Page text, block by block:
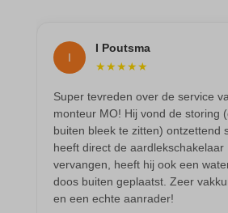
I
I Poutsma
★★★★★
Super tevreden over de service
monteur MO! Hij vond de storing
buiten bleek te zitten) ontzettend
heeft direct de aardlekschakelaar
vervangen, heeft hij ook een
doos buiten geplaatst. Zeer
en een echte aanrader!
et-pb-recent-items-colors
et-pb-recent-items-font_family
gdpr_consent
gt_auto_switch
intercom-id-*
intercom-session-*
av_tunnel
blocksy_cookies_consent_accepted
borlabs-cookie
cato_fw_inet
cc_cookie_accept